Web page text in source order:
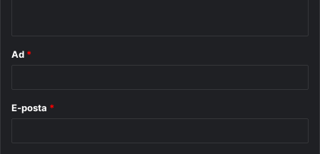
Ad *
E-posta *